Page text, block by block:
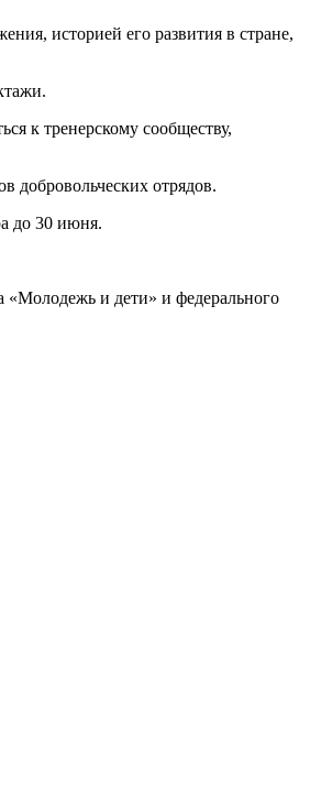
историей его развития в стране,
к тренерскому сообществу,
добровольческих отрядов.
до 30 июня.
«Молодежь и дети» и федерального